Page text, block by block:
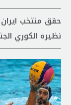
حقق منتخب
نظيره الكوري